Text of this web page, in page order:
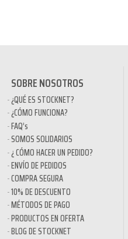
SOBRE NOSOTROS
¿QUÉ ES STOCKNET?
¿CÓMO FUNCIONA?
FAQ’s
SOMOS SOLIDARIOS
¿ CÓMO HACER UN PEDIDO?
ENVÍO DE PEDIDOS
COMPRA SEGURA
10% DE DESCUENTO
MÉTODOS DE PAGO
PRODUCTOS EN OFERTA
BLOG DE STOCKNET